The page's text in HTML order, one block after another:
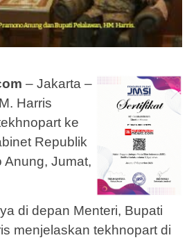
– Jakarta –
Harris
ke
Republik
Anung, Jumat,
di depan Menteri, Bupati
menjelaskan tekhnopart di